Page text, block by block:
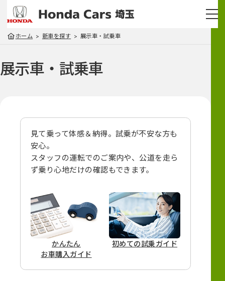
ホーム 新車を探す 展示車・試乗車
展示車・試乗車
見て乗って体感＆納得。試乗が不安な方も
安心。
スタッフの運転でのご案内や、 公道を走ら
ず乗り心地だけの確認もできます。
かんたん
お車購入ガイド
初めての試乗ガイド